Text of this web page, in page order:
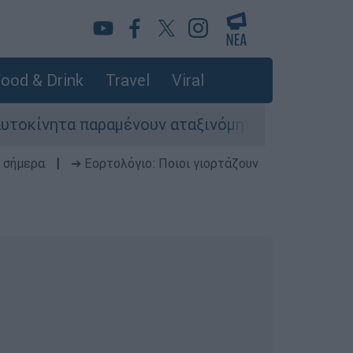
& Drink Travel Viral
παραμένουν αταξινόμητα - Λύση αναζητά το
➔ Εορτολόγιο: Ποιοι γιορτάζουν